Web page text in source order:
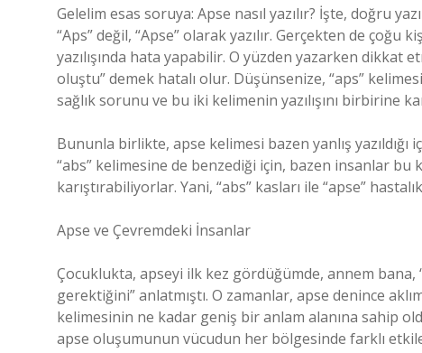
Gelelim esas soruya: Apse nasıl yazılır? İşte, doğru
“Aps” değil, “Apse” olarak yazılır. Gerçekten de
yazılışında hata yapabilir. O yüzden yazarken dikkat
oluştu” demek hatalı olur. Düşünsenize, “aps”
sağlık sorunu ve bu iki kelimenin yazılışını birbirine
Bununla birlikte, apse kelimesi bazen yanlış yazıldığı
“abs” kelimesine de benzediği için, bazen insanlar bu
karıştırabiliyorlar. Yani, “abs” kasları ile “apse”
Apse ve Çevremdeki İnsanlar
Çocuklukta, apseyi ilk kez gördüğümde, annem
gerektiğini” anlatmıştı. O zamanlar, apse denince
kelimesinin ne kadar geniş bir anlam alanına sahip
apse oluşumunun vücudun her bölgesinde farklı